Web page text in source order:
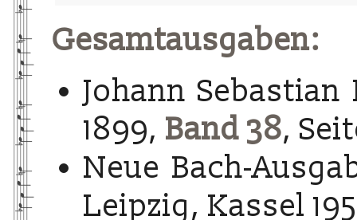
Gesamtausgaben:
Johann Sebastian
1899, Band 38,
Neue Bach-
Leipzig, Kassel